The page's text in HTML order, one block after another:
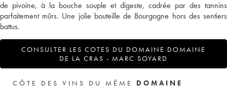
de pivoine, à la bouche souple et digeste, cadrée par des tannins
parfaitement mûrs. Une jolie bouteille de Bourgogne hors des sentiers
battus.
CONSULTER LES COTES DU DOMAINE DOMAINE
DE LA CRAS - MARC SOYARD
CÔTE DES VINS DU MÊME DOMAINE